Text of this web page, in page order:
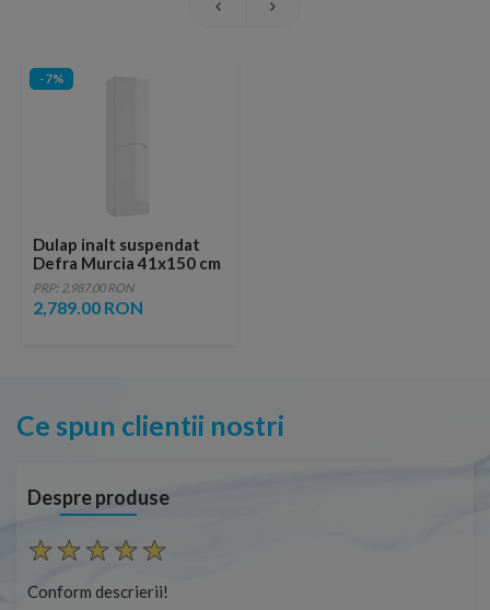
-7%
Dulap inalt suspendat
Defra Murcia 41x150 cm
2 usi alb lucios
PRP: 2,987.00 RON
2,789.00 RON
Ce spun clientii nostri
Despre produse
Conform descrierii!